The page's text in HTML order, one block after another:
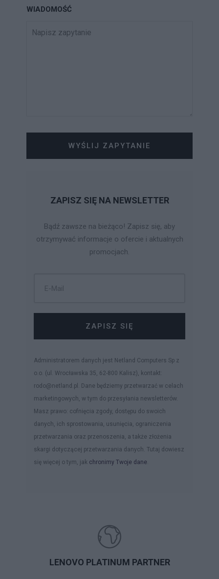
WIADOMOŚĆ
WYŚLIJ ZAPYTANIE
ZAPISZ SIĘ NA NEWSLETTER
Bądź zawsze na bieżąco! Zapisz się, aby
otrzymywać informacje o ofercie i aktualnych
promocjach.
ZAPISZ SIĘ
Administratorem danych jest Netland Computers Sp z
o.o. (ul. Wrocławska 35, 62-800 Kalisz), kontakt:
rodo@netland.pl. Dane będziemy przetwarzać w celach
marketingowych, w tym do przesyłania newsletterów.
Masz prawo: cofnięcia zgody, dostępu do swoich
danych, ich sprostowania, usunięcia, ograniczenia
przetwarzania oraz przenoszenia, a także złożenia
skargi dotyczącej przetwarzania danych. Tutaj dowiesz
się więcej o tym, jak chronimy Twoje dane.
LENOVO PLATINUM PARTNER